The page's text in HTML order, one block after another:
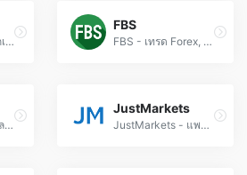
Eightcap เป็นโบรกเกอร์ CFD ที่ได้รับอนุญาตจากออสเตรเลีย ให้บริการเทรด Forex, หุ้น, สินค้าโภคภัณฑ์ และคริปโตเคอเรนซี
FBS
FBS - เทรด Forex, CFD และอื่นๆ กับโบรกเกอร์ระดับโลกที่มีเครื่องมือการซื้อขายที่ทันสมัยและสภาพคล่องสูง
GO Markets - แพลตฟอร์มเทรดฟอเร็กซ์และ CFD ที่ให้บริการสเปรดต่ำและการดำเนินการเทรดที่รวดเร็ว
JustMarkets
JustMarkets - แพลตฟอร์มเทรดฟอเร็กซ์และ CFD ที่ได้รับใบอนุญาตทั่วโลก เสนอสเปรดต่ำและ杠杆สูง สำหรับทุกระดับเทรดเดอร์